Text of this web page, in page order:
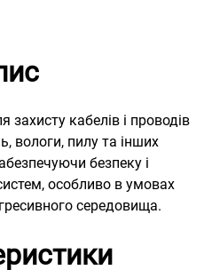
кабелів і проводів
вологи, пилу та інших
безпеку і
особливо в умовах
середовища.